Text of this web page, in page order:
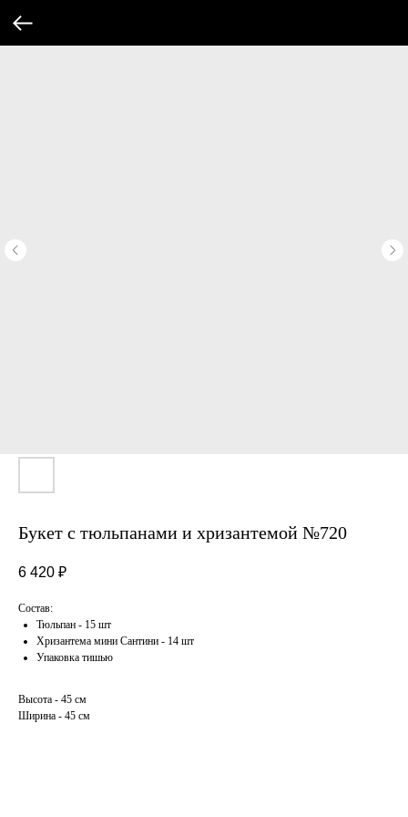
Букет с тюльпанами и хризантемой №720
6 420 ₽
Состав:
Тюльпан - 15 шт
Хризантема мини Сантини - 14 шт
Упаковка тишью
Высота - 45 см
Ширина - 45 см